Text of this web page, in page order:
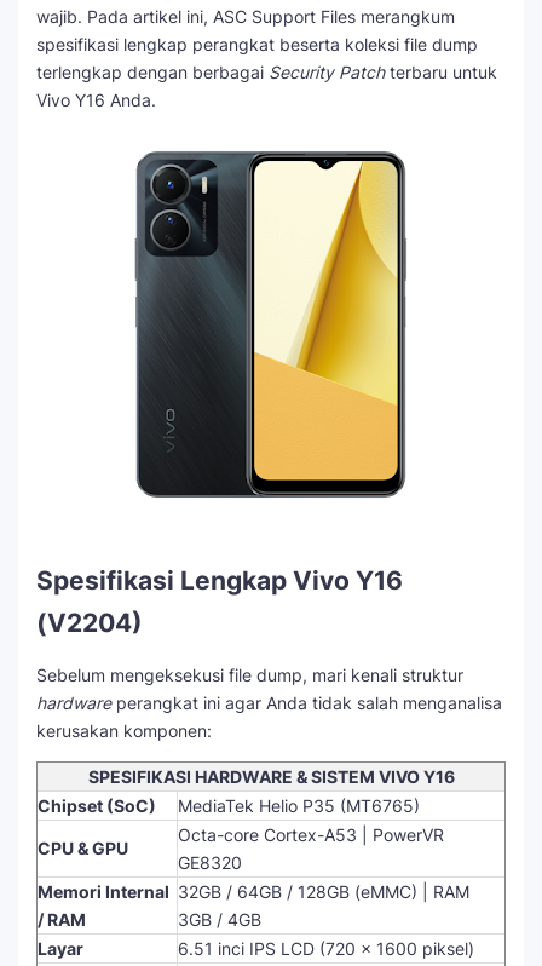
wajib. Pada artikel ini, ASC Support Files merangkum
spesifikasi lengkap perangkat beserta koleksi file dump
terlengkap dengan berbagai Security Patchterbaru untuk
Vivo Y16 Anda.
Spesifikasi Lengkap Vivo Y16
(V2204)
Sebelum mengeksekusi file dump, mari kenali struktur
hardwareperangkat ini agar Anda tidak salah menganalisa
kerusakan komponen:
SPESIFIKASI HARDWARE & SISTEM VIVO Y16
Chipset (SoC)
MediaTek Helio P35 (MT6765)
CPU & GPU
Octa-core Cortex-A53 | PowerVR
GE8320
Memori Internal
/ RAM
32GB / 64GB / 128GB (eMMC) | RAM
3GB / 4GB
Layar
6.51 inci IPS LCD (720 x 1600 piksel)